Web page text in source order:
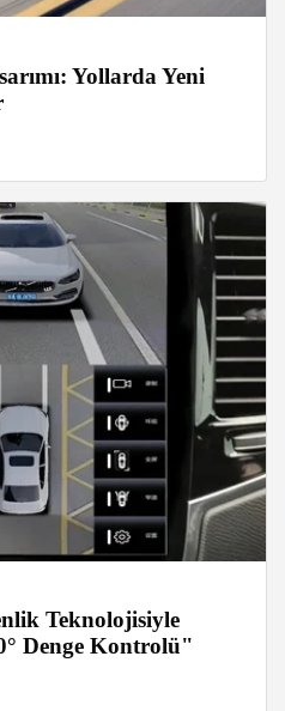
Yollarda Yeni
Teknolojisiyle
Denge Kontrolü"